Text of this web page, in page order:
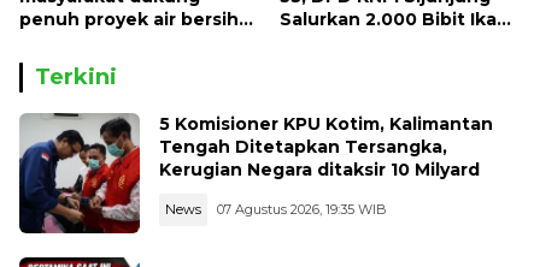
penuh proyek air bersih
Salurkan 2.000 Bibit Ikan
Terkini
5 Komisioner KPU Kotim, Kalimantan
Tengah Ditetapkan Tersangka,
Kerugian Negara ditaksir 10 Milyard
News 07 Agustus 2026, 19:35 WIB